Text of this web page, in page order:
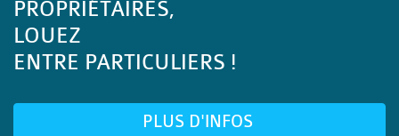
PROPRIÉTAIRES,
LOUEZ
ENTRE PARTICULIERS !
PLUS D'INFOS